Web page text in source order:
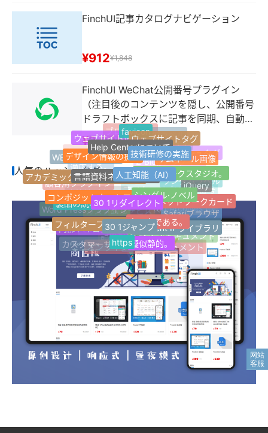
FinchUI記事カタログナビゲーション
¥912¥1,848
FinchUI WeChat公開番号プラグイン
（注目後のコンテンツを隠し、公開番号
ドラフトボックスに記事を同期、自動返
信などの機能）
¥2,995
人気のハッシュタグ
Z-blogPHP
FinchUI
ウェブサイトナビゲーション
1ページのウェブサイト
Z-Blogプラグイン
マイクロパブリック番号
開発サービスの開発
カスタムサービス
応答性が高い。
適応する。
Jquery
ブログサイト最新のラベル
人気のハッシュタグ
ランダムラベル
Tag Archives for
AIライティングアシスタント
記事複数選択分類
その他の分類
Word Pressプラグイン
顧客用プラグイン
WEB引越しサイト
ウェブサイト情報
favicon
ウェブサイトタグ
サムネール画像
jQuery
Safariブラウザ
オープン·ドキュメント
オンラインヘルプドキュメント
カスタマーサービスセンター
内部ドキュメント
製品の説明書
アカデミック·ディスカッション
デザイン情報の提供
Help Centerについて
技術研修の実施
ネットワークスタジオ。
個人ネットワークカード
Innocent IPライブラリ
擬似静的。
https
フィルターフィルターは
コンポジットネットワーク
言語資料ネットワーク
人工知能（AI）
シングル·ノベル
良い本である。
30 1ジャンプ
30 1リダイレクト